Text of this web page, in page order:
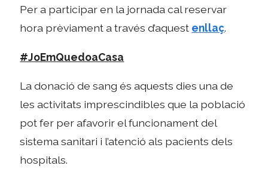
Per a participar en la jornada cal reservar
hora prèviament a través d’aquest enllaç.
#JoEmQuedoaCasa
La donació de sang és aquests dies una de
les activitats imprescindibles que la població
pot fer per afavorir el funcionament del
sistema sanitari i l’atenció als pacients dels
hospitals.